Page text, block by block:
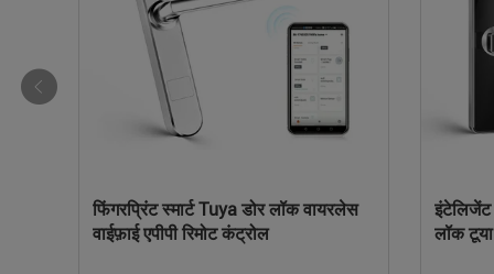
फिंगरप्रिंट स्मार्ट Tuya डोर लॉक वायरलेस
वाईफ़ाई एपीपी रिमोट कंट्रोल
इंटेलिजेंट
लॉक